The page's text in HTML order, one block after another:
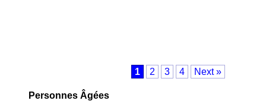
1 2 3 4 Next »
Personnes Âgées